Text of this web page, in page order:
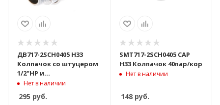
ДВ717-2SCH0405 H33
Колпачок со штуцером
1/2"НР и
воздухоотводчиком,
хромированный 40пар/
кор
Нет в наличии
295 руб.
SMT717-2SCH0405 СAP
H33 Колпачок 40пар/кор
Нет в наличии
148руб.